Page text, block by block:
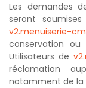
Les demandes
seront
v2.menuiserie-
conservation ou
Utilisateurs de
réclamation
notamment de la